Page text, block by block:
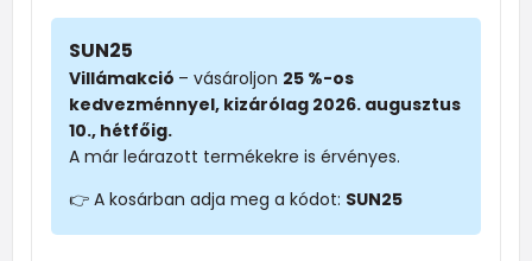
SUN25
Villámakció – vásároljon 25 %-os
kedvezménnyel, kizárólag 2026. augusztus
10., hétfőig.
A már leárazott termékekre is érvényes.
👉 A kosárban adja meg a kódot: SUN25